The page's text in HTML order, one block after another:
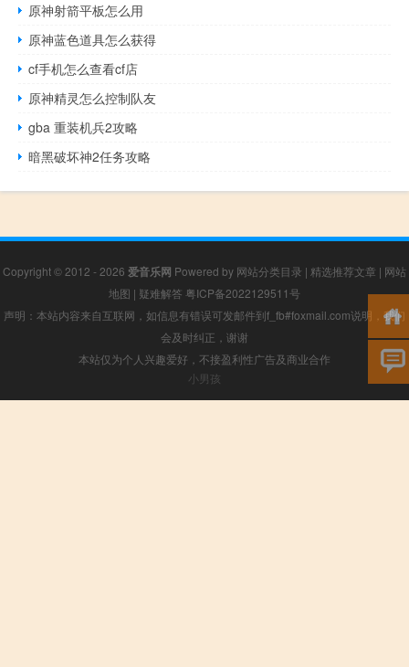
原神射箭平板怎么用
原神蓝色道具怎么获得
cf手机怎么查看cf店
原神精灵怎么控制队友
gba 重装机兵2攻略
暗黑破坏神2任务攻略
Copyright © 2012 - 2026 爱音乐网 Powered by 网站分类目录 | 精选推荐文章 | 网站
地图 | 疑难解答 粤ICP备2022129511号
声明：本站内容来自互联网，如信息有错误可发邮件到f_fb#foxmail.com说明，我们
会及时纠正，谢谢
本站仅为个人兴趣爱好，不接盈利性广告及商业合作
小男孩